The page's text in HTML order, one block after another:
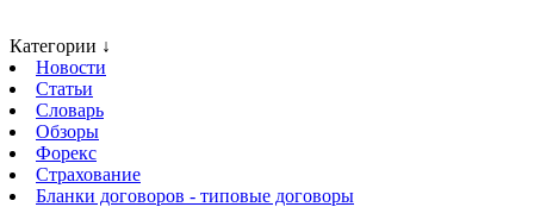
Категории ↓
Новости
Статьи
Словарь
Обзоры
Форекс
Страхование
Бланки договоров - типовые договоры